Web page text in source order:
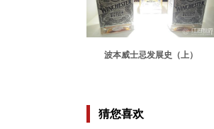
波本威士忌发展史（上）
猜您喜欢